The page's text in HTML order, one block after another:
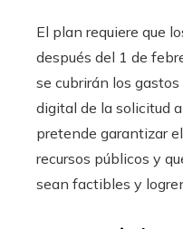
El plan requiere que
después del 1 de
se cubrirán los
digital de la solicitud
pretende garantizar
recursos públicos y
sean factibles y